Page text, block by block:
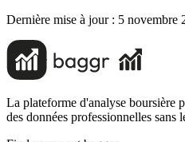
Dernière mise à jour : 5 novembre
La plateforme d'analyse boursière
des données professionnelles sans